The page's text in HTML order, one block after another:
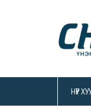
НҮҮР